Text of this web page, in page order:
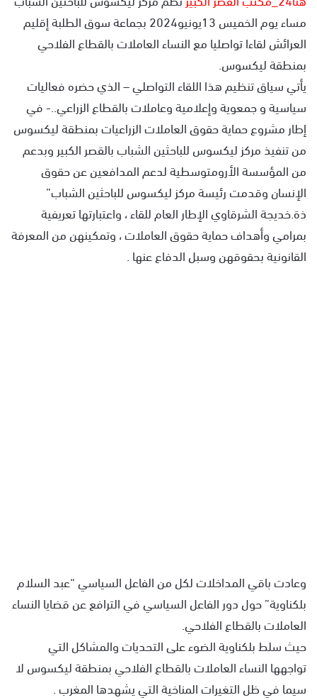
مساء يوم الخميس 13يونيو2024 بجماعة سوق الطلبة إقليم
العرائش لقاءا تواصليا مع النساء العاملات بالقطاع الفلاحي
بمنطقة ليكسوس.
يأتي سياق تنظيم هذا اللقاء التواصلي – الذي حضره فعاليات
سياسية و جمعوية وإعلامية وعاملات بالقطاع الزراعي..- في
إطار مشروع حماية حقوق العاملات الزراعيات بمنطقة ليكسوس
من تنفيذ مركز ليكسوس للباحثين الشباب بالقصر الكبير وبدعم
من المؤسسة الأرومتوسطية لدعم المدافعين عن حقوق
الإنسان وقدمت رئيسة مركز ليكسوس للباحثين الشباب”
ذة.خديجة الشرقاوي الإطار العام للقاء ، واعتبارتها تعريفية
بمرامي وأهداف حماية حقوق العاملات ، وتمكينهن من المعرفة
القانونية بحقوقهن وسبل الدفاع عنها .
وعادت باقي المداخلات لكل من الفاعل السياسي “عبد السلام
بلكناوية” حول دور الفاعل السياسي في الترافع عن قضايا النساء
العاملات بالقطاع الفلاحي.
حيث سلط بلكناوية الضوء على التحديات والمشاكل التي
تواجهها النساء العاملات بالقطاع الفلاحي بمنطقة ليكسوس لا
سيما في ظل التغيرات المناخية التي يشهدها المغرب .